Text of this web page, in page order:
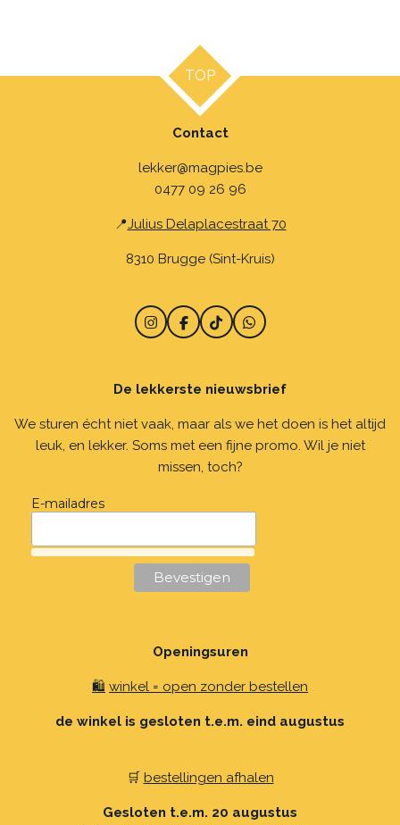
TOP
Contact
lekker@magpies.be
0477 09 26 96
📍Julius Delaplacestraat 70
8310 Brugge (Sint-Kruis)
I
n
a
r
m
F
a
b
o
T
i
o
W
h
s
p
De lekkerste nieuwsbrief
We sturen écht niet vaak, maar als we het doen is het altijd
leuk, en lekker. Soms met een fijne promo. Wil je niet
missen, toch?
E-mailadres
Openingsuren
🛍️ winkel = open zonder bestellen
de winkel is gesloten t.e.m. eind augustus
🛒 bestellingen afhalen
Gesloten t.e.m. 20 augustus